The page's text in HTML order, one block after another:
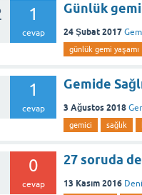
1
cevap
Günlük
24 Şubat 2017
günlük gemi yaşamı
1
cevap
Gemide
3 Ağustos 2018
gemici sağlık
0
cevap
27 soruda
13 Kasım 2016